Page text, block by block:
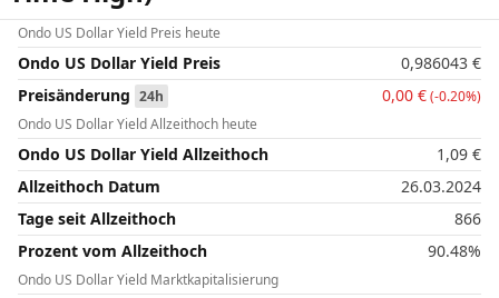
Ondo US Dollar Yield Preis heute
Ondo US Dollar Yield Preis 0,986043 €
Preisänderung 24h 0,00 €(-0.20%)
Ondo US Dollar Yield Allzeithoch heute
Ondo US Dollar Yield Allzeithoch 1,09 €
Allzeithoch Datum
26.03.2024
Tage seit Allzeithoch
866
Prozent vom Allzeithoch
90.48%
Ondo US Dollar Yield Marktkapitalisierung